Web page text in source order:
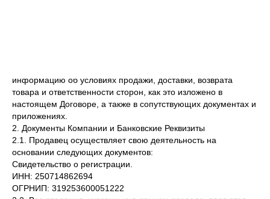
информацию об условиях продажи, доставки, возврата
товара и ответственности сторон, как это изложено в
настоящем Договоре, а также в сопутствующих документах и
приложениях.
2. Документы Компании и Банковские Реквизиты
2.1. Продавец осуществляет свою деятельность на
основании следующих документов:
Свидетельство о регистрации.
ИНН: 250714862694
ОГРНИП: 319253600051222